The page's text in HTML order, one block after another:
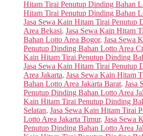
Hitam Tirai Penutup Dinding Bahan
Hitam Tirai Penutup Dinding Bahan
Jasa Sewa Kain Hitam Tirai Penutup
Area Bekasi, Jasa Sewa Kain Hitam
Bahan Lotto Area Bogor, Jasa Sewa
Penutup Dinding Bahan Lotto Area
Kain Hitam Tirai Penutup Dinding
Jasa Sewa Kain Hitam Tirai Penutup
Area Jakarta, Jasa Sewa Kain Hitam
Bahan Lotto Area Jakarta Barat, Jasa
Penutup Dinding Bahan Lotto Area
Kain Hitam Tirai Penutup Dinding
Selatan, Jasa Sewa Kain Hitam Tirai
Lotto Area Jakarta Timur, Jasa Sewa
Penutup Dinding Bahan Lotto Area